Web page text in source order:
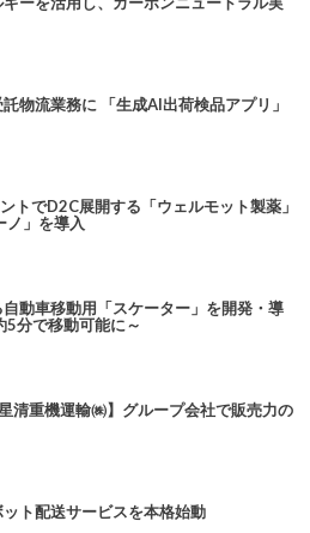
物流業務に 「生成AI出荷検品アプリ」
トでD2C展開する「ウェルモット製薬」
ノ」を導入
動車移動用「スケーター」を開発・導
5分で移動可能に～
清重機運輸㈱】グループ会社で販売力の
ト配送サービスを本格始動